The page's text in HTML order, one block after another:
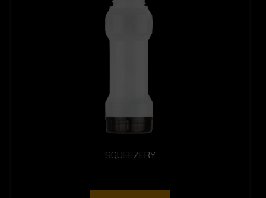
SQUEEZERY